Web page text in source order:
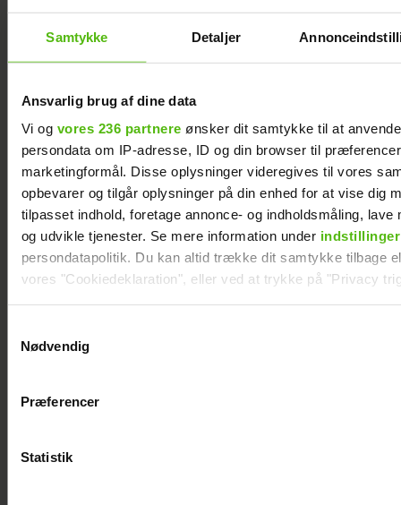
Samtykke Detaljer
Ansvarlig brug af dine data
Vi og vores 236 partnere ønsker dit samtykke til at
persondata om IP-adresse, ID og din browser til
marketingformål. Disse oplysninger videregives til vores
opbevarer og tilgår oplysninger på din enhed for at vise dig
tilpasset indhold, foretage annonce- og indholdsmåling, lave
og udvikle tjenester. Se mere information under indstillinger
persondatapolitik. Du kan altid trække dit samtykke tilbage
vores "Cookiedeklaration", eller ved at trykke på "Privacy
Vi anvender egne cookies og cookies fra tredjeparter til at
generere statistik og huske dine præferencer samt til brug
Nødvendig
Præferencer
Statistik
"Årgang 20"-par har taget svær beslutning